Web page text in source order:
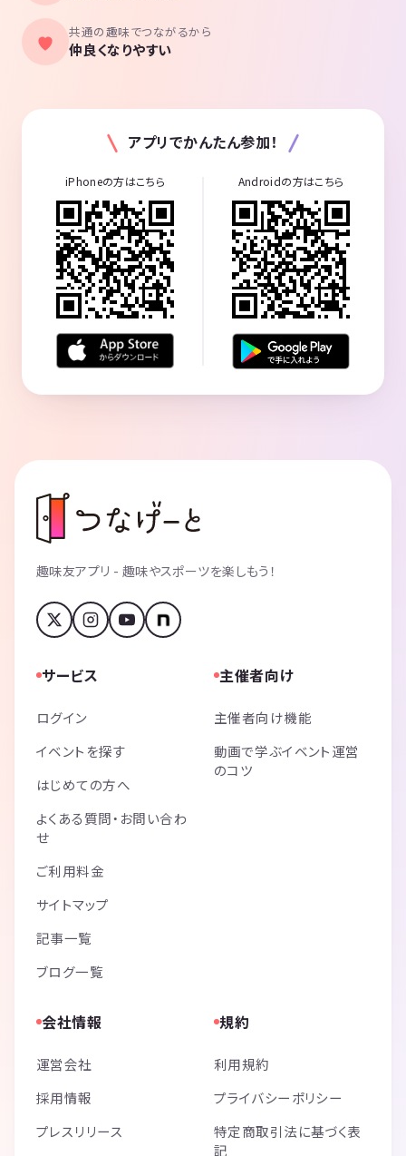
共通の趣味でつながるから
仲良くなりやすい
アプリでかんたん参加！
iPhoneの方はこちら Androidの方はこちら
趣味友アプリ - 趣味やスポーツを楽しもう！
サービス
ログイン
イベントを探す
はじめての方へ
よくある質問・お問い合わ
せ
ご利用料金
サイトマップ
記事一覧
ブログ一覧
主催者向け
主催者向け機能
動画で学ぶイベント運営
のコツ
会社情報
運営会社
採用情報
プレスリリース
規約
利用規約
プライバシーポリシー
特定商取引法に基づく表
記